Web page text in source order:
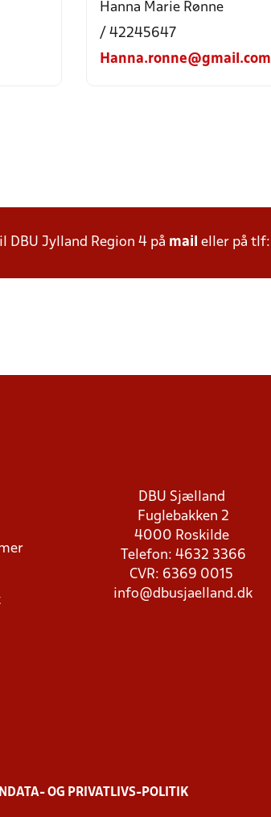
Hanna Marie Rønne
/ 42245647
Hanna.ronne@gmail.com
Jylland Region 4 på mail eller på tlf:
DBU Sjælland
Fuglebakken 2
4000 Roskilde
Telefon: 4632 3366
CVR: 6369 0015
info@dbusjaelland.dk
OG PRIVATLIVS-POLITIK